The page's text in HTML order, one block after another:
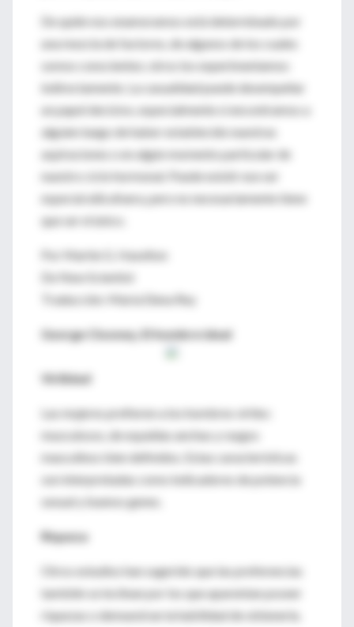
De quién nos enamoramos está determinado por
una mezcla de factores, de algunos de los cuales
somos conscientes; otros los experimentamos
indirectamente. La casualidad puede desempeñar
un papel decisivo, especialmente si encontramos a
alguien luego de haber establecido nuestras
aspiraciones o en algún momento particular de
nuestro ciclo hormonal. Puede existir ese ser
especial allá afuera, pero no necesariamente tiene
que ser el único.
Por Martie G. Haselton
De New Scientist
Traducción: María Elena Rey
George Clooney, El hombre ideal
Virilidad
Las mujeres prefieren a los hombres viriles:
musculosos, de espaldas anchas y rasgos
masculinos bien definidos. Estas características
son interpretadas como indicadores de potencia
sexual y buenos genes.
Riqueza
Otros estudios han sugerido que las preferencias
también se inclinan por los que aparentan poseer
riquezas o demuestran la habilidad de obtenerla.